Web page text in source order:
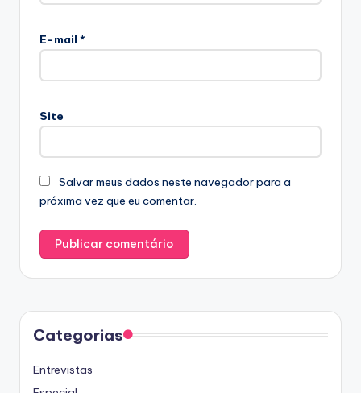
E-mail *
Site
Salvar meus dados neste navegador para a
próxima vez que eu comentar.
Categorias
Entrevistas